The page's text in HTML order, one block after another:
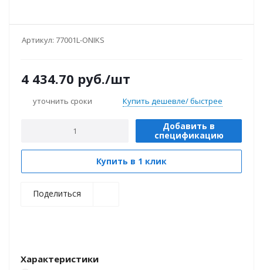
Артикул: 77001L-ONIKS
4 434.70 руб./шт
уточнить сроки Купить дешевле/ быстрее
Добавить в
спецификацию
Купить в 1 клик
Поделиться
Характеристики